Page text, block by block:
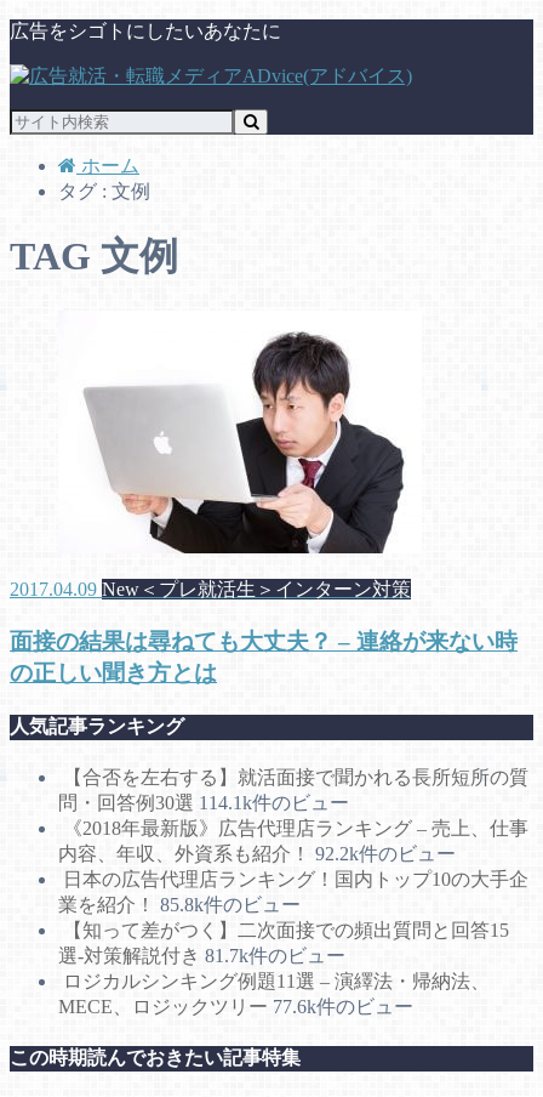
広告をシゴトにしたいあなたに
ホーム
タグ : 文例
TAG 文例
2017.04.09 New＜プレ就活生＞インターン対策
面接の結果は尋ねても大丈夫？ – 連絡が来ない時
の正しい聞き方とは
人気記事ランキング
【合否を左右する】就活面接で聞かれる長所短所の質
問・回答例30選 114.1k件のビュー
《2018年最新版》広告代理店ランキング – 売上、仕事
内容、年収、外資系も紹介！
92.2k件のビュー
日本の広告代理店ランキング！国内トップ10の大手企
業を紹介！
85.8k件のビュー
【知って差がつく】二次面接での頻出質問と回答15
選-対策解説付き 81.7k件のビュー
ロジカルシンキング例題11選 – 演繹法・帰納法、
MECE、ロジックツリー 77.6k件のビュー
この時期読んでおきたい記事特集